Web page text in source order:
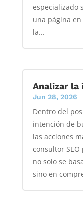
especializado
una página
la...
Analizar la
Jun 28, 2026
Dentro del
intención de
las acciones
consultor
no solo se
sino en